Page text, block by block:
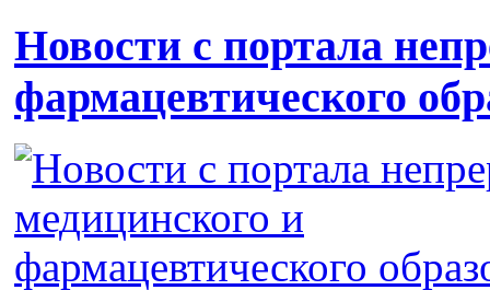
Новости с портала
фармацевтического